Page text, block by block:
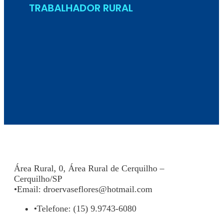
TRABALHADOR RURAL
Área Rural, 0, Área Rural de Cerquilho –
Cerquilho/SP
•Email: droervaseflores@hotmail.com
•Telefone: (15) 9.9743-6080